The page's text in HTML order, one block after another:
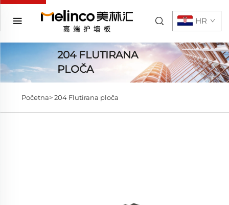
HR
204 FLUTIRANA
PLOČA
Početna>204 Flutirana ploča